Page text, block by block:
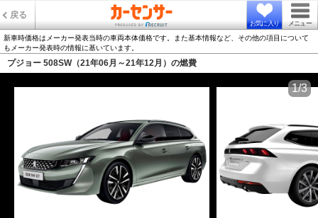
戻る
お気に入り メニュー
新車時価格はメーカー発表当時の車両本体価格です。また基本情報など、その他の項目について
もメーカー発表時の情報に基いています。
プジョー 508SW（21年06月～21年12月）の燃費
1/3